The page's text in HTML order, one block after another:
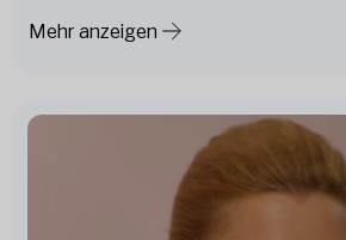
Mehr anzeigen